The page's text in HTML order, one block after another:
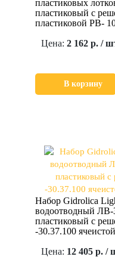
пластиковых
пластиковый с
пластиковой РВ-
Цена: 2 162 р. /
В корзину
Набор Gidrolica
водоотводный ЛВ-
пластиковый c
-30.37.100
Цена: 12 405 р. /